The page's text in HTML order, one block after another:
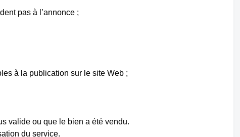
pas à l’annonce ;
à la publication sur le site Web ;
valide ou que le bien a été vendu.
du service.